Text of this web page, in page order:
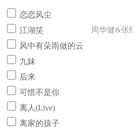
恋恋风尘
江湖笑
周华健&张
风中有朵雨做的云
九妹
后来
可惜不是你
离人(Live)
离家的孩子